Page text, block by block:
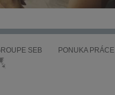
SEB
PONUKA PRÁCE